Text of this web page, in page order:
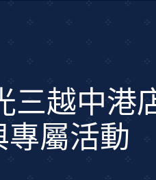
三越中港
屬活動